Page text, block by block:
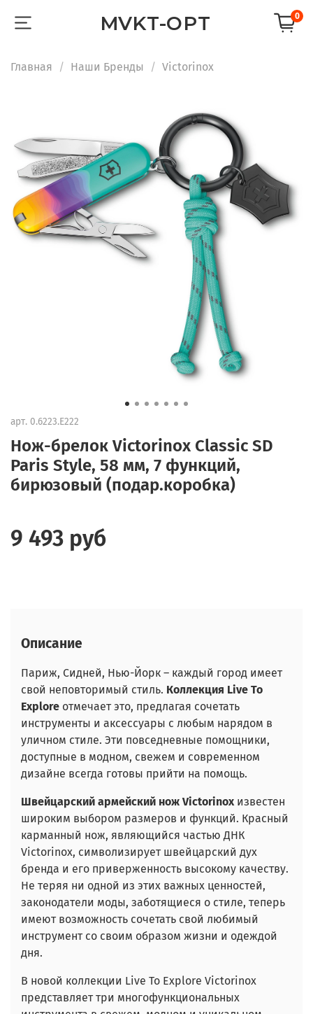
MVKT-OPT 0
Главная Наши Бренды Victorinox
арт. 0.6223.E222
Нож-брелок Victorinox Classic SD
Paris Style, 58 мм, 7 функций,
бирюзовый (подар.коробка)
9 493 руб
Описание
Париж, Сидней, Нью-Йорк – каждый город имеет
свой неповторимый стиль. Коллекция Live To
Explore отмечает это, предлагая сочетать
инструменты и аксессуары с любым нарядом в
уличном стиле. Эти повседневные помощники,
доступные в модном, свежем и современном
дизайне всегда готовы прийти на помощь.
Швейцарский армейский нож Victorinox известен
широким выбором размеров и функций. Красный
карманный нож, являющийся частью ДНК
Victorinox, символизирует швейцарский дух
бренда и его приверженность высокому качеству.
Не теряя ни одной из этих важных ценностей,
законодатели моды, заботящиеся о стиле, теперь
имеют возможность сочетать свой любимый
инструмент со своим образом жизни и одеждой
дня.
В новой коллекции Live To Explore Victorinox
представляет три многофункциональных